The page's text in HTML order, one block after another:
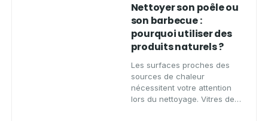
Nettoyer son poêle ou
son barbecue :
pourquoi utiliser des
produits naturels ?
Les surfaces proches des
sources de chaleur
nécessitent votre attention
lors du nettoyage. Vitres de